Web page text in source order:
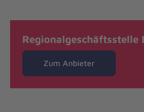
Regionalgeschäftsstelle
Zum Anbieter